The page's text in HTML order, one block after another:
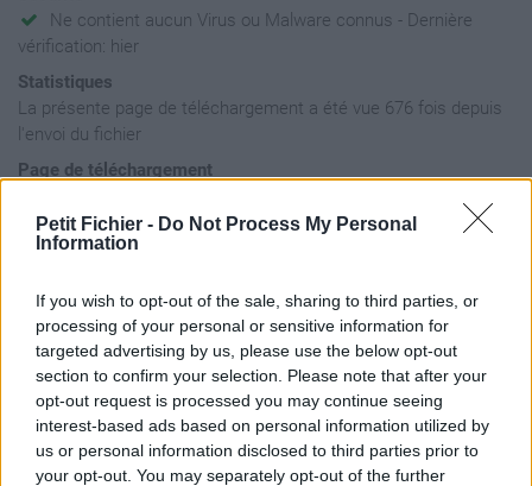
Petit Fichier - Do Not Process My Personal
Information
If you wish to opt-out of the sale, sharing to third parties, or
processing of your personal or sensitive information for
targeted advertising by us, please use the below opt-out
section to confirm your selection. Please note that after your
opt-out request is processed you may continue seeing
interest-based ads based on personal information utilized by
us or personal information disclosed to third parties prior to
your opt-out. You may separately opt-out of the further
Ne contient aucun Virus ou Malware connus - Dernière
vérification: hier
Statistiques
La présente page de téléchargement a été vue 676 fois depuis
l'envoi du fichier
Page de téléchargement
schraen/
Copier
Partager le fichier
sur le Web et les réseaux
sociaux: